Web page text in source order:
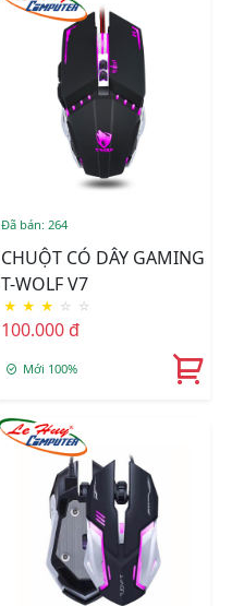
Đã bán: 264
CHUỘT CÓ DÂY GAMING
T-WOLF V7
★ ★ ★ ☆ ☆
100.000 đ
Mới 100%